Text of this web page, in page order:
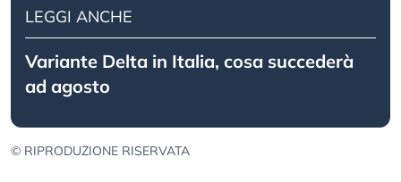
LEGGI ANCHE
Variante Delta in Italia, cosa succederà
ad agosto
© RIPRODUZIONE RISERVATA